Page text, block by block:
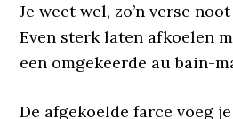
Je weet wel, zo’n verse
Even sterk laten afkoelen
een omgekeerde au bain-
De afgekoelde farce voeg